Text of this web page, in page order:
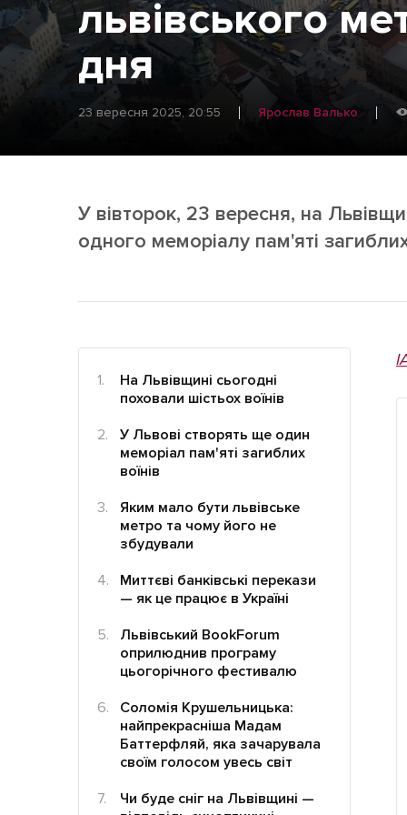
Життя
Культура
Афіша
львівського
дня
23 вересня 2025, 20:55 Ярослав Валько
У вівторок, 23 вересня, на
одного меморіалу пам'яті
На Львівщині сьогодні
поховали шістьох воїнів
У Львові створять ще один
меморіал пам'яті загиблих
воїнів
Яким мало бути львівське
метро та чому його не
збудували
Миттєві банківські перекази
— як це працює в Україні
Львівський BookForum
оприлюднив програму
цьогорічного фестивалю
Соломія Крушельницька:
найпрекрасніша Мадам
Баттерфляй, яка зачарувала
своїм голосом увесь світ
Чи буде сніг на Львівщині —